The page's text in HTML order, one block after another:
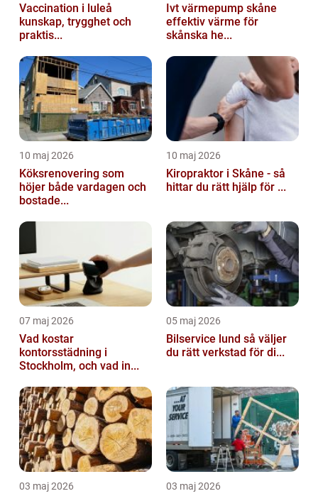
Vaccination i luleå
kunskap, trygghet och
praktis...
Ivt värmepump skåne
effektiv värme för
skånska he...
10 maj 2026
Köksrenovering som
höjer både vardagen och
bostade...
10 maj 2026
Kiropraktor i Skåne - så
hittar du rätt hjälp för ...
07 maj 2026
Vad kostar
kontorsstädning i
Stockholm, och vad in...
05 maj 2026
Bilservice lund så väljer
du rätt verkstad för di...
03 maj 2026 03 maj 2026